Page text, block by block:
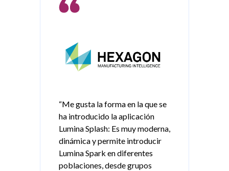
“Me gusta la forma en la que se
ha introducido la aplicación
Lumina Splash: Es muy moderna,
dinámica y permite introducir
Lumina Spark en diferentes
poblaciones, desde grupos